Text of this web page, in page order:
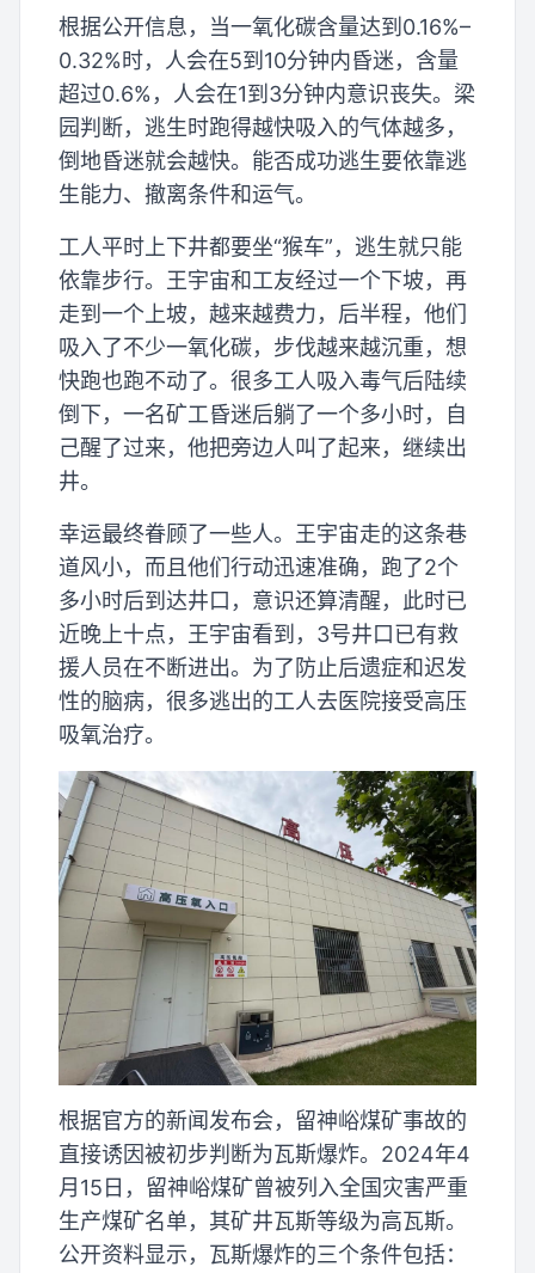
根据公开信息，当一氧化碳含量达到0.16%–
0.32%时，人会在5到10分钟内昏迷，含量
超过0.6%，人会在1到3分钟内意识丧失。梁
园判断，逃生时跑得越快吸入的气体越多，
倒地昏迷就会越快。能否成功逃生要依靠逃
生能力、撤离条件和运气。
工人平时上下井都要坐“猴车”，逃生就只能
依靠步行。王宇宙和工友经过一个下坡，再
走到一个上坡，越来越费力，后半程，他们
吸入了不少一氧化碳，步伐越来越沉重，想
快跑也跑不动了。很多工人吸入毒气后陆续
倒下，一名矿工昏迷后躺了一个多小时，自
己醒了过来，他把旁边人叫了起来，继续出
井。
幸运最终眷顾了一些人。王宇宙走的这条巷
道风小，而且他们行动迅速准确，跑了2个
多小时后到达井口，意识还算清醒，此时已
近晚上十点，王宇宙看到，3号井口已有救
援人员在不断进出。为了防止后遗症和迟发
性的脑病，很多逃出的工人去医院接受高压
吸氧治疗。
根据官方的新闻发布会，留神峪煤矿事故的
直接诱因被初步判断为瓦斯爆炸。2024年4
月15日，留神峪煤矿曾被列入全国灾害严重
生产煤矿名单，其矿井瓦斯等级为高瓦斯。
公开资料显示，瓦斯爆炸的三个条件包括：